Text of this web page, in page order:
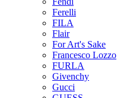
Ferelli
FILA
Flair
For Art's Sake
Francesco Lozzo
FURLA
Givenchy
Gucci